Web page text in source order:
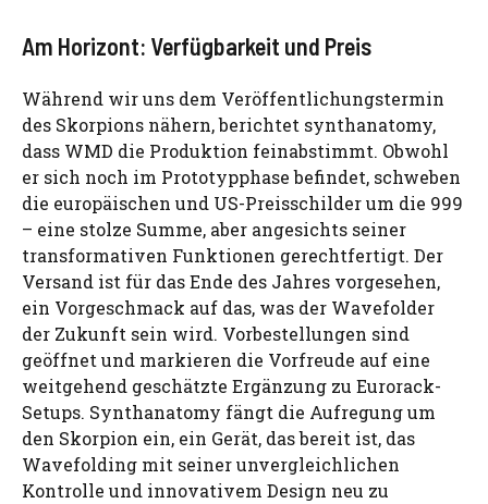
Am Horizont: Verfügbarkeit und Preis
Während wir uns dem Veröffentlichungstermin
des Skorpions nähern, berichtet synthanatomy,
dass WMD die Produktion feinabstimmt. Obwohl
er sich noch im Prototypphase befindet, schweben
die europäischen und US-Preisschilder um die 999
– eine stolze Summe, aber angesichts seiner
transformativen Funktionen gerechtfertigt. Der
Versand ist für das Ende des Jahres vorgesehen,
ein Vorgeschmack auf das, was der Wavefolder
der Zukunft sein wird. Vorbestellungen sind
geöffnet und markieren die Vorfreude auf eine
weitgehend geschätzte Ergänzung zu Eurorack-
Setups. Synthanatomy fängt die Aufregung um
den Skorpion ein, ein Gerät, das bereit ist, das
Wavefolding mit seiner unvergleichlichen
Kontrolle und innovativem Design neu zu